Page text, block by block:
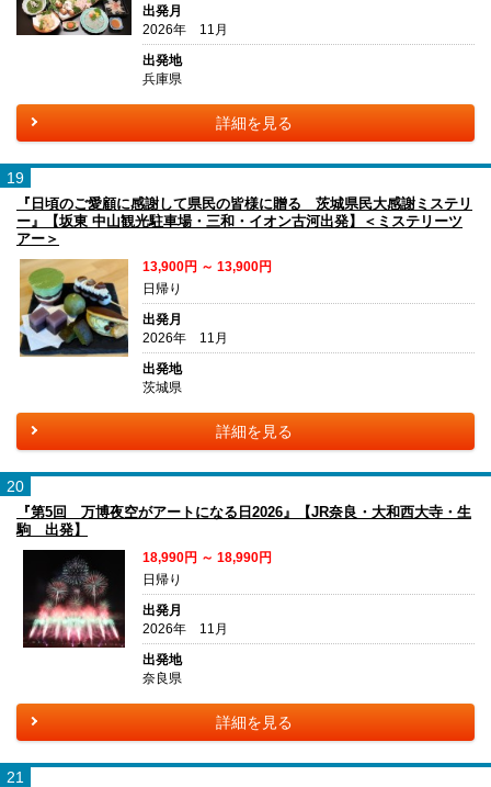
出発月
2026年 11月
出発地
兵庫県
詳細を見る
19
『日頃のご愛顧に感謝して県民の皆様に贈る 茨城県民大感謝ミステリ
ー』【坂東 中山観光駐車場・三和・イオン古河出発】＜ミステリーツ
アー＞
13,900円 ～ 13,900円
日帰り
出発月
2026年 11月
出発地
茨城県
詳細を見る
20
『第5回 万博夜空がアートになる日2026』【JR奈良・大和西大寺・生
駒 出発】
18,990円 ～ 18,990円
日帰り
出発月
2026年 11月
出発地
奈良県
詳細を見る
21